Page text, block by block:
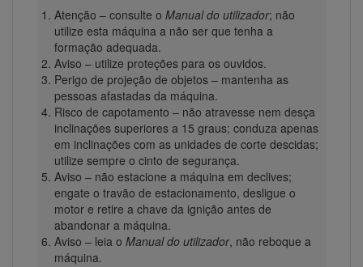
Atenção – consulte o Manual do utilizador; não
utilize esta máquina a não ser que tenha a
formação adequada.
Aviso – utilize proteções para os ouvidos.
Perigo de projeção de objetos – mantenha as
pessoas afastadas da máquina.
Risco de capotamento – não atravesse nem desça
inclinações superiores a 15 graus; conduza apenas
em inclinações com as unidades de corte descidas;
utilize sempre o cinto de segurança.
Aviso – não estacione a máquina em declives;
engate o travão de estacionamento, desligue o
motor e retire a chave da ignição antes de
abandonar a máquina.
Aviso – leia o Manual do utilizador, não reboque a
máquina.